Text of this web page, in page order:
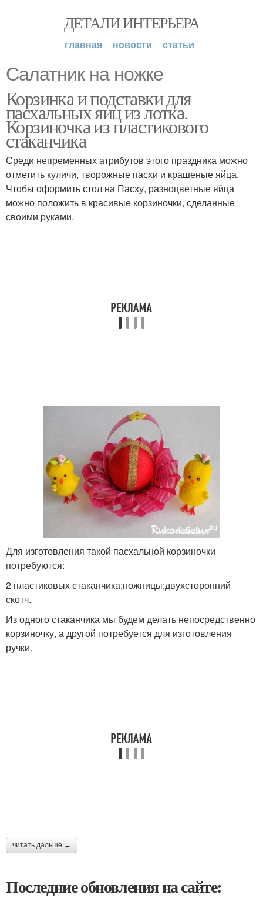
ДЕТАЛИ ИНТЕРЬЕРА
главная новости статьи
Салатник на ножке
Корзинка и подставки для
пасхальных яиц из лотка.
Корзиночка из пластикового
стаканчика
Среди непременных атрибутов этого праздника можно
отметить куличи, творожные пасхи и крашеные яйца.
Чтобы оформить стол на Пасху, разноцветные яйца
можно положить в красивые корзиночки, сделанные
своими руками.
Для изготовления такой пасхальной корзиночки
потребуются:
2 пластиковых стаканчика;ножницы;двухсторонний
скотч.
Из одного стаканчика мы будем делать непосредственно
корзиночку, а другой потребуется для изготовления
ручки.
читать дальше →
Последние обновления на сайте: